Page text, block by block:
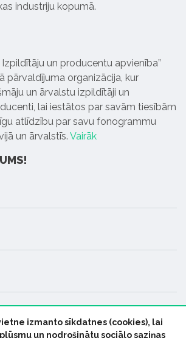
industriju kopumā.
Izpildītāju un producentu apvienība”
pārvaldījuma organizācija, kur
un ārvalstu izpildītāji un
lai iestātos par savām tiesībām
atlīdzību par savu fonogrammu
un ārvalstīs. Vairāk
SŪTĪT
izmanto sīkdatnes (cookies), lai
un nodrošinātu sociālo saziņas